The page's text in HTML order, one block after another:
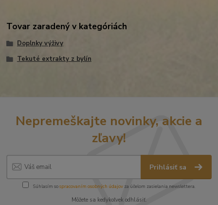
Tovar zaradený v kategóriách
Doplnky výživy
Tekuté extrakty z bylín
Nepremeškajte novinky, akcie a
zľavy!
Prihlásiť sa
Súhlasím sospracovaním osobných údajov za účelom zasielania newslettera.
Môžete sa kedykoľvek odhlásiť.